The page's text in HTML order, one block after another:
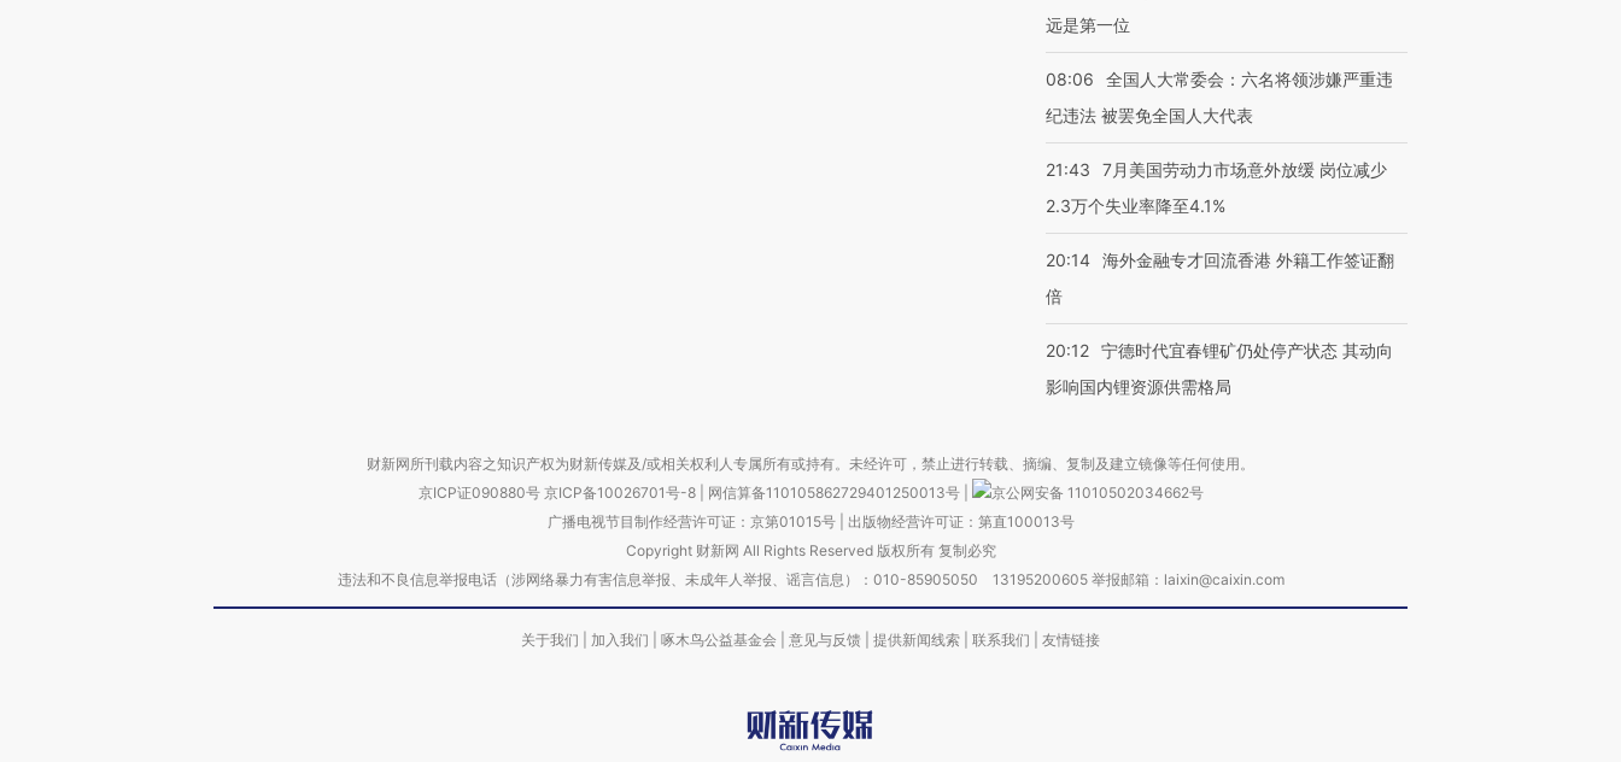
远是第一位
08:06
全国人大常委会：六名将领涉嫌严重违
纪违法 被罢免全国人大代表
21:43
7月美国劳动力市场意外放缓 岗位减少
2.3万个失业率降至4.1%
20:14 海外金融专才回流香港 外籍工作签证翻
倍
20:12 宁德时代宜春锂矿仍处停产状态 其动向
影响国内锂资源供需格局
财新网所刊载内容之知识产权为财新传媒及/或相关权利人专属所有或持有。未经许可，禁止进行转载、摘编、复制及建立镜像等任何使用。
京ICP证090880号 京ICP备10026701号-8 网信算备110105862729401250013号
京公网安备 11010502034662号
广播电视节目制作经营许可证：京第01015号| 出版物经营许可证：第直100013号
Copyright 财新网 All Rights Reserved 版权所有 复制必究
违法和不良信息举报电话（涉网络暴力有害信息举报、未成年人举报、谣言信息）：010-85905050 13195200605 举报邮箱：laixin@caixin.com
关于我们 加入我们 啄木鸟公益基金会 意见与反馈 提供新闻线索 联系我们 友情链接